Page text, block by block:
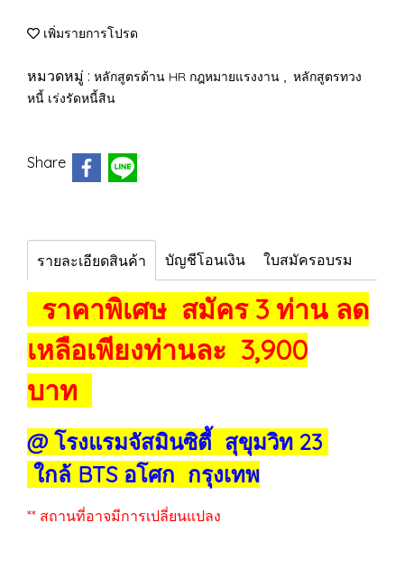
เพิ่มรายการโปรด
หมวดหมู่ : หลักสูตรด้าน HR กฎหมายแรงงาน , หลักสูตรทวง
หนี้ เร่งรัดหนี้สิน
Share
รายละเอียดสินค้า บัญชีโอนเงิน ใบสมัครอบรม
ราคาพิเศษ สมัคร 3 ท่าน ลด
เหลือเพียงท่านละ 3,900
บาท
@ โรงแรมจัสมินซิตี้ สุขุมวิท 23
ใกล้ BTS อโศก กรุงเทพ
** สถานที่อาจมีการเปลี่ยนแปลง